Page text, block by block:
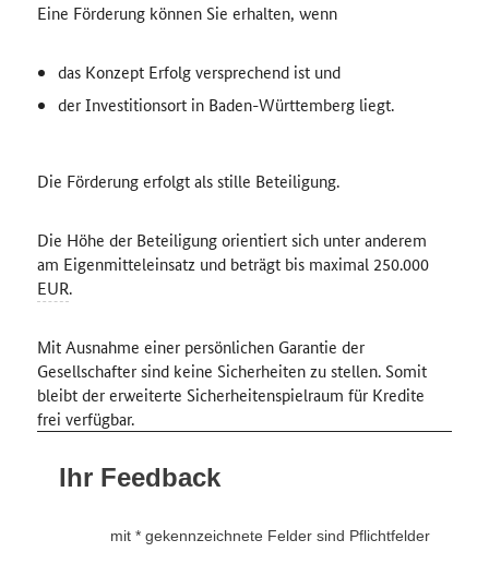
Eine Förderung können Sie erhalten, wenn
das Konzept Erfolg versprechend ist und
der Investitionsort in Baden-Württemberg liegt.
Die Förderung erfolgt als stille Beteiligung.
Die Höhe der Beteiligung orientiert sich unter anderem
am Eigenmitteleinsatz und beträgt bis maximal 250.000
EUR.
Mit Ausnahme einer persönlichen Garantie der
Gesellschafter sind keine Sicherheiten zu stellen. Somit
bleibt der erweiterte Sicherheitenspielraum für Kredite
frei verfügbar.